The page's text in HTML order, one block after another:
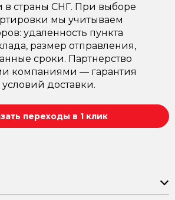
в страны СНГ. При выборе
мы учитываем
удаленность пункта
размер отправления,
сроки. Партнерство
компаниями — гарантия
доставки.
переходы в 1 клик